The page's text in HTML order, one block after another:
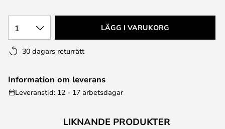
1 LÄGG I VARUKORG
30 dagars returrätt
Information om leverans
Leveranstid: 12 - 17 arbetsdagar
LIKNANDE PRODUKTER